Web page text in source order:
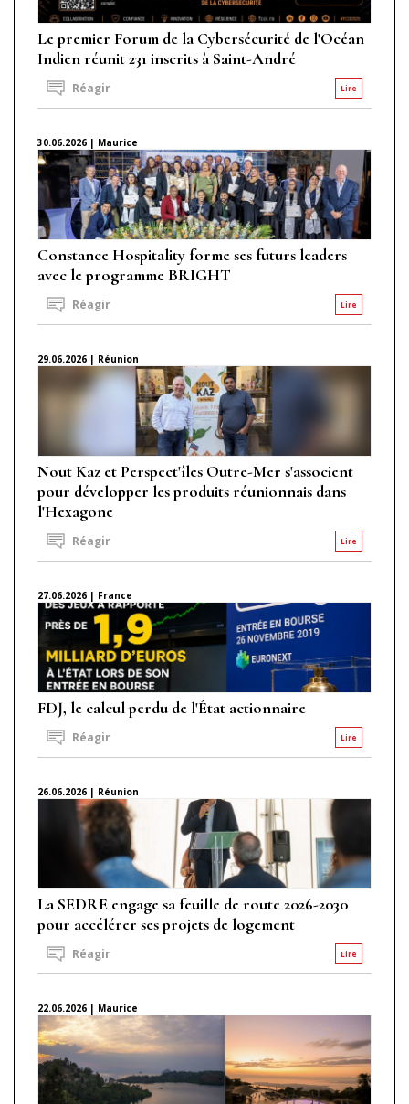
Le premier Forum de la Cybersécurité de l'Océan
Indien réunit 231 inscrits à Saint-André
Lire
Réagir
30.06.2026 | Maurice
Constance Hospitality forme ses futurs leaders
avec le programme BRIGHT
Lire
Réagir
29.06.2026 | Réunion
Nout Kaz et Perspect'îles Outre-Mer s'associent
pour développer les produits réunionnais dans
l'Hexagone
Lire
Réagir
27.06.2026 | France
FDJ, le calcul perdu de l'État actionnaire
Lire
Réagir
26.06.2026 | Réunion
La SEDRE engage sa feuille de route 2026-2030
pour accélérer ses projets de logement
Lire
Réagir
22.06.2026 | Maurice